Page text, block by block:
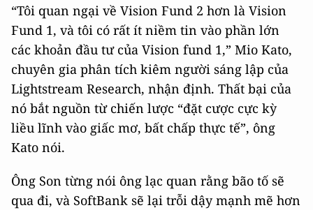
“Tôi quan ngại về Vision Fund 2 hơn là Vision
Fund 1, và tôi có rất ít niềm tin vào phần lớn
các khoản đầu tư của Vision fund 1,” Mio Kato,
chuyên gia phân tích kiêm người sáng lập của
Lightstream Research, nhận định. Thất bại của
nó bắt nguồn từ chiến lược “đặt cược cực kỳ
liều lĩnh vào giấc mơ, bất chấp thực tế”, ông
Kato nói.
Ông Son từng nói ông lạc quan rằng bão tố sẽ
qua đi, và SoftBank sẽ lại trỗi dậy mạnh mẽ hơn